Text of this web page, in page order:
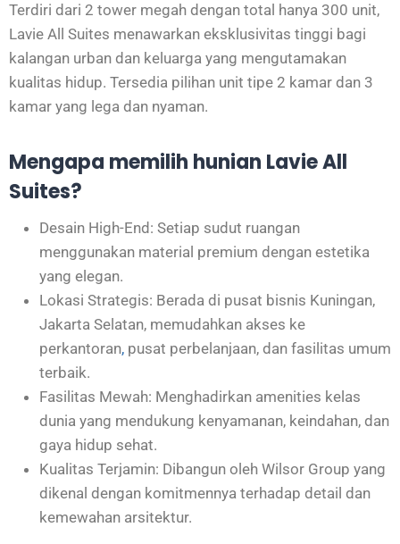
Terdiri dari 2 tower megah dengan total hanya 300 unit,
Lavie All Suites menawarkan eksklusivitas tinggi bagi
kalangan urban dan keluarga yang mengutamakan
kualitas hidup. Tersedia pilihan unit tipe 2 kamar dan 3
kamar yang lega dan nyaman.
Mengapa memilih hunian Lavie All
Suites?
Desain High-End: Setiap sudut ruangan
menggunakan material premium dengan estetika
yang elegan.
Lokasi Strategis: Berada di pusat bisnis Kuningan,
Jakarta Selatan, memudahkan akses ke
perkantoran, pusat perbelanjaan, dan fasilitas umum
terbaik.
Fasilitas Mewah: Menghadirkan amenities kelas
dunia yang mendukung kenyamanan, keindahan, dan
gaya hidup sehat.
Kualitas Terjamin: Dibangun oleh Wilsor Group yang
dikenal dengan komitmennya terhadap detail dan
kemewahan arsitektur.